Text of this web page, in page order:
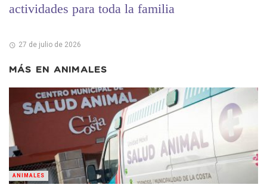
actividades para toda la familia
27 de julio de 2026
MÁS EN ANIMALES
ANIMALES